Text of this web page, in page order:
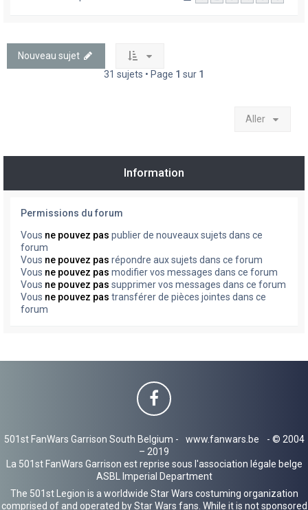
Nouveau sujet
31 sujets • Page 1 sur 1
Aller
Information
Permissions du forum
Vous ne pouvez pas publier de nouveaux sujets dans ce
forum
Vous ne pouvez pas répondre aux sujets dans ce forum
Vous ne pouvez pas modifier vos messages dans ce forum
Vous ne pouvez pas supprimer vos messages dans ce forum
Vous ne pouvez pas transférer de pièces jointes dans ce
forum
501st FanWars Garrison South Belgium - www.fanwars.be
- © 2004
– 2019
La 501st FanWars Garrison est reprise sous l'association légale belge
ASBL Imperial Department
The 501st Legion is a worldwide Star Wars costuming organization
comprised of and operated by Star Wars fans. While it is not sponsored